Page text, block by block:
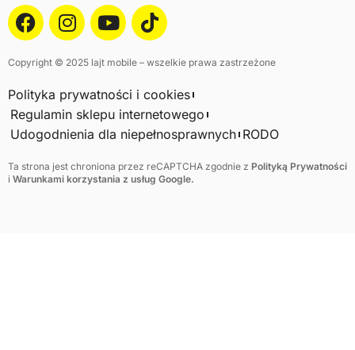
Copyright © 2025 lajt mobile – wszelkie prawa zastrzeżone
Polityka prywatności i cookies
Regulamin sklepu internetowego
Udogodnienia dla niepełnosprawnych RODO
Ta strona jest chroniona przez reCAPTCHA zgodnie z Polityką Prywatności
i Warunkami korzystania z usług Google.